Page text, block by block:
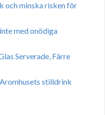
och minska risken för
med onödiga
Serverade, Färre
stilldrink